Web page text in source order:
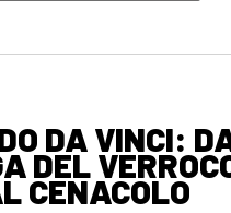
DA VINCI:
DEL
CENACOLO